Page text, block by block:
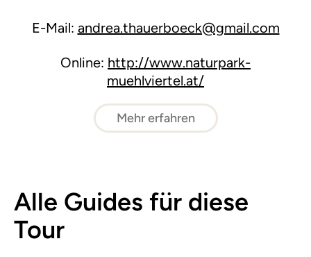
E-Mail: andrea.thauerboeck@gmail.com
Online: http://www.naturpark-
muehlviertel.at/
Mehr erfahren
Alle Guides für diese
Tour